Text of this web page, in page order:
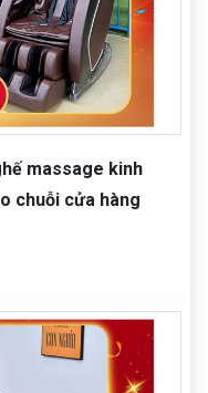
massage kinh
chuỗi cửa hàng